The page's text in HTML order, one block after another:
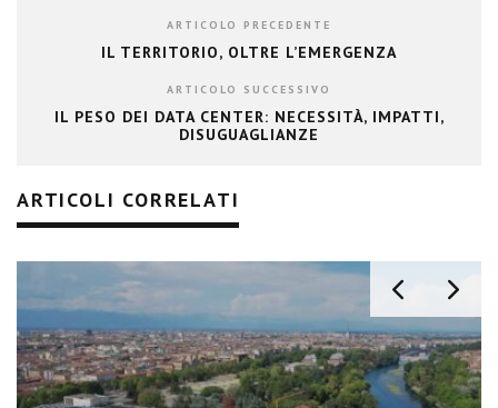
ARTICOLO PRECEDENTE
IL TERRITORIO, OLTRE L’EMERGENZA
ARTICOLO SUCCESSIVO
IL PESO DEI DATA CENTER: NECESSITÀ, IMPATTI,
DISUGUAGLIANZE
ARTICOLI CORRELATI